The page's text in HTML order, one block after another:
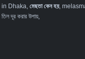
in Dhaka, মেছতা কেন হয়,
তিল দূর করার উপায়,